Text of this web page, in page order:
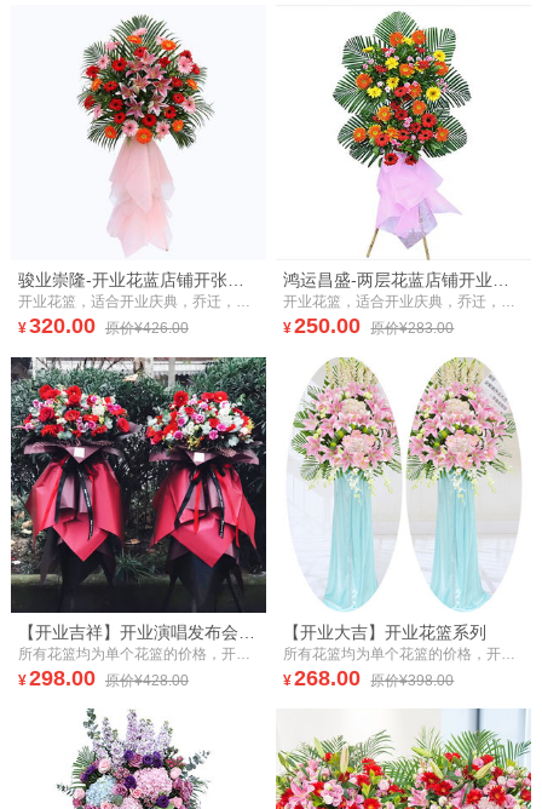
开业花篮，适合开业庆典，乔迁，祝贺。
¥320.00 原价¥426.00
开业花篮，适合开业庆典，乔迁，祝贺。
¥250.00 原价¥283.00
所有花篮均为单个花篮的价格，开业花篮一般是成对送出，寓意好事成双，建议您成对购买哦~部分花篮花材特殊，需要提前一天预定
¥298.00 原价¥428.00
【开业大吉】开业花篮系列
¥268.00 原价¥398.00